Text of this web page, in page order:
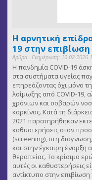
Η αρνητική
19 στην
Άρθρα - Ενημέρωση: 10-02-2026
Η πανδημία COVID-19
στα συστήματα υγείας
επηρεάζοντας όχι μόνο
λοίμωξης από COVID-19,
χρόνιων και σοβαρών
καρκίνος. Κατά τη
2021 παρατηρήθηκαν
καθυστερήσεις στον
(screening), στη
και στην έγκαιρη έναρξη
θεραπείας. Το κρίσιμο
αυτές οι καθυστερήσεις
αντίκτυπο στην